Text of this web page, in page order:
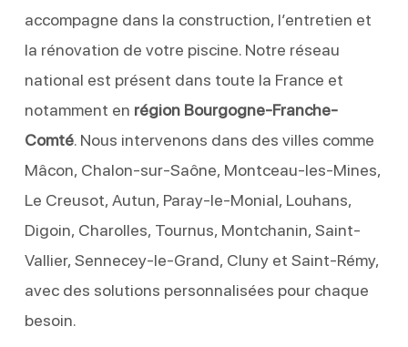
accompagne dans la construction, l’entretien et
la rénovation de votre piscine. Notre réseau
national est présent dans toute la France et
notamment en région Bourgogne-Franche-
Comté. Nous intervenons dans des villes comme
Mâcon, Chalon-sur-Saône, Montceau-les-Mines,
Le Creusot, Autun, Paray-le-Monial, Louhans,
Digoin, Charolles, Tournus, Montchanin, Saint-
Vallier, Sennecey-le-Grand, Cluny et Saint-Rémy,
avec des solutions personnalisées pour chaque
besoin.